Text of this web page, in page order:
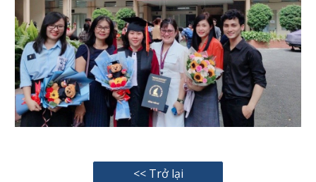
<< Trở lại